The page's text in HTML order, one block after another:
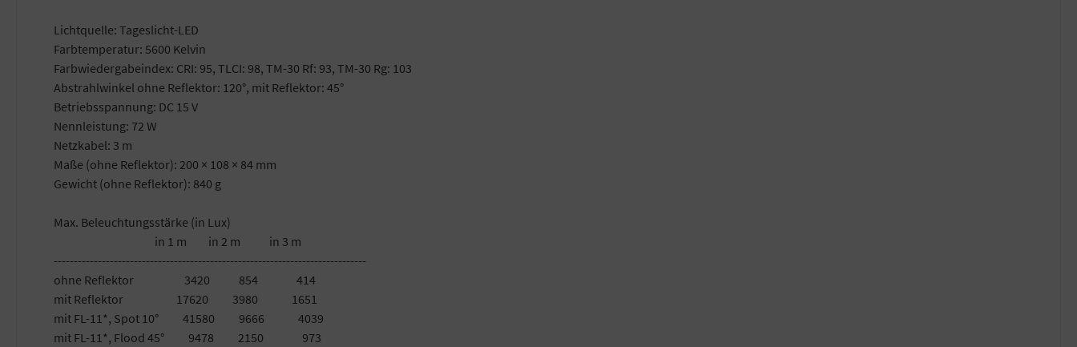
Lichtquelle: Tageslicht-LED
Farbtemperatur: 5600 Kelvin
Farbwiedergabeindex: CRI: 95, TLCI: 98, TM-30 Rf: 93, TM-30 Rg: 103
Abstrahlwinkel ohne Reflektor: 120°, mit Reflektor: 45°
Betriebsspannung: DC 15 V
Nennleistung: 72 W
Netzkabel: 3 m
Maße (ohne Reflektor): 200 × 108 × 84 mm
Gewicht (ohne Reflektor): 840 g
Max. Beleuchtungsstärke (in Lux)
in 1 m in 2 m in 3 m
------------------------------------------------------------------------------
ohne Reflektor 3420 854 414
mit Reflektor 17620 3980 1651
mit FL-11*, Spot 10° 41580 9666 4039
mit FL-11*, Flood 45° 9478 2150 973